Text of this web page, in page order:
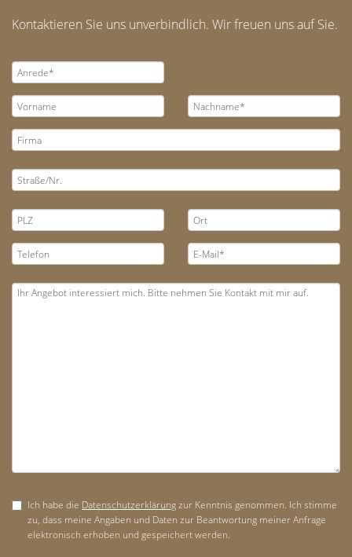
Kontaktieren Sie uns unverbindlich. Wir freuen uns auf Sie.
Ich habe die Datenschutzerklärungzur Kenntnis genommen. Ich stimme
zu, dass meine Angaben und Daten zur Beantwortung meiner Anfrage
elektronisch erhoben und gespeichert werden.